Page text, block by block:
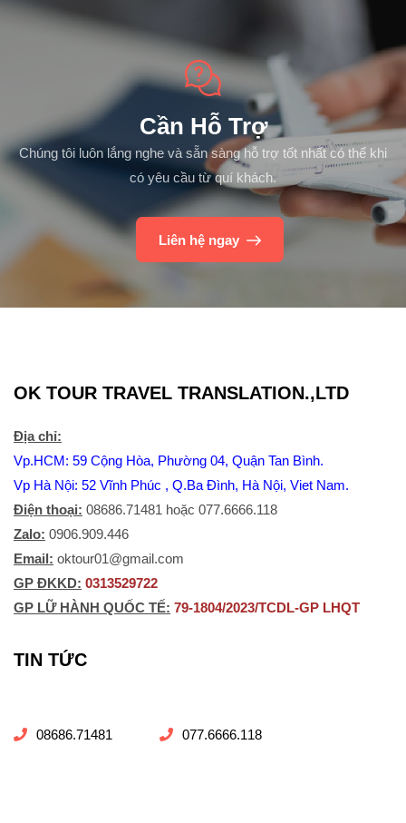
Cần Hỗ Trợ
Chúng tôi luôn lắng nghe và sẵn sàng hỗ trợ tốt nhất có thể khi
có yêu cầu từ quí khách.
Liên hệ ngay
OK TOUR TRAVEL TRANSLATION.,LTD
Địa chỉ:
Vp.HCM: 59 Cộng Hòa, Phường 04, Quận Tan Bình.
Vp Hà Nội: 52 Vĩnh Phúc , Q.Ba Đình, Hà Nội, Viet Nam.
Điện thoại: 08686.71481 hoặc 077.6666.118
Zalo: 0906.909.446
Email: oktour01@gmail.com
​GP ĐKKD: 0313529722
GP LỮ HÀNH QUỐC TẾ: 79-1804/2023/TCDL-GP LHQT
TIN TỨC
08686.71481 077.6666.118